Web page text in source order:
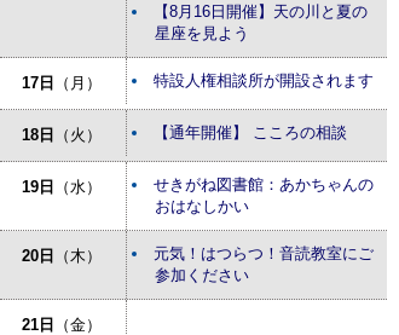
【8月16日開催】天の川と夏の
星座を見よう
17日 （月） 特設人権相談所が開設されます
18日 （火） 【通年開催】 こころの相談
19日 （水）
せきがね図書館：あかちゃんの
おはなしかい
20日 （木）
元気！はつらつ！音読教室にご
参加ください
21日 （金）